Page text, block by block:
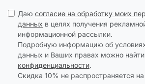
Даю согласие на обработку моих
данных в целях получения
информационной рассылки.
Подробную информацию об
данных и Ваших правах можно
конфиденциальности.
Скидка 10% не распространяется